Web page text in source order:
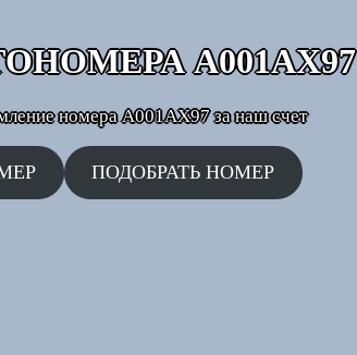
А001АХ97
номера А001АХ97 за наш счет
ПОДОБРАТЬ НОМЕР